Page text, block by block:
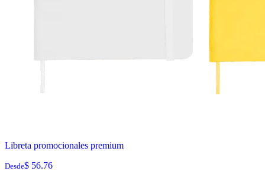
Libreta promocionales premium
Desde$ 56.76